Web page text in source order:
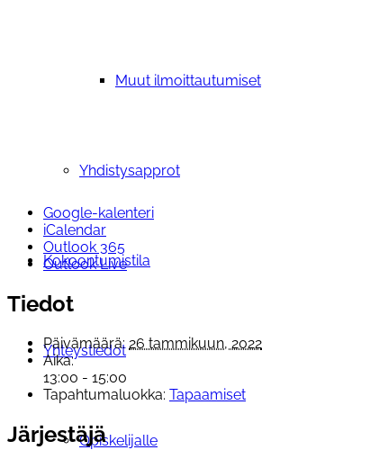
Muut ilmoittautumiset
Yhdistysapprot
Kokoontumistila
Yhteystiedot
Opiskelijalle
Google-kalenteri
iCalendar
Outlook 365
Outlook Live
Tiedot
Päivämäärä: 26 tammikuun, 2022
Aika:
13:00 - 15:00
Tapahtumaluokka: Tapaamiset
Järjestäjä